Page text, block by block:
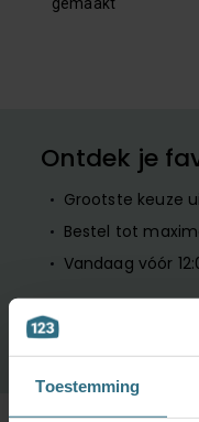
Toestemming
Ontdek je
Grootste keuze
Bestel tot
Vandaag vóór